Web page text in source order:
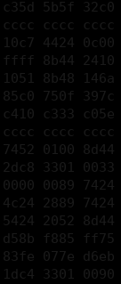
1051 8b48
85c0 750f
c410 c333
cccc
7452 0100
2dc8 3301
0000 0089
4c24 2889
5424 2052
d58b f885
83fe 077e
1dc4
79f4 8bc7
cccc
0c8b 4e08
0800 578d